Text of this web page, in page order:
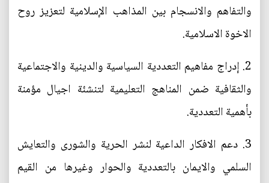
والتفاهم والانسجام بين المذاهب الإسلامية لتعزيز روح
الاخوة الاسلامية.
2. إدراج مفاهيم التعددية السياسية والدينية والاجتماعية
والثقافية ضمن المناهج التعليمية لتنشئة اجيال مؤمنة
بأهمية التعددية.
3. دعم الافكار الداعية لنشر الحرية والشورى والتعايش
السلمي والايمان بالتعددية والحوار وغيرها من القيم